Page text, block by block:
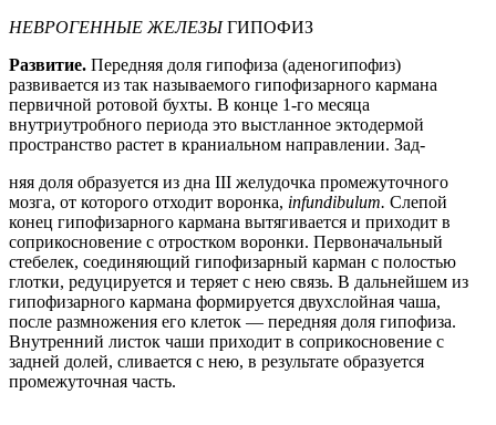
НЕВРОГЕННЫЕ ЖЕЛЕЗЫГИПОФИЗ
Развитие. Передняя доля гипофиза (аденогипофиз)
развивается из так называемого гипофизарного кармана
первичной ротовой бухты. В конце 1-го месяца
внутриутробного периода это выстланное эктодермой
пространство растет в краниальном направлении. Зад-
няя доля образуется из дна III желудочка промежуточного
мозга, от которого отходит воронка, infundibulum. Слепой
конец гипофизарного кармана вытягивается и приходит в
соприкосновение с отростком воронки. Первоначальный
стебелек, соединяющий гипофизарный карман с полостью
глотки, редуцируется и теряет с нею связь. В дальнейшем из
гипофизарного кармана формируется двухслойная чаша,
после размножения его клеток — передняя доля гипофиза.
Внутренний листок чаши приходит в соприкосновение с
задней долей, сливается с нею, в результате образуется
промежуточная часть.